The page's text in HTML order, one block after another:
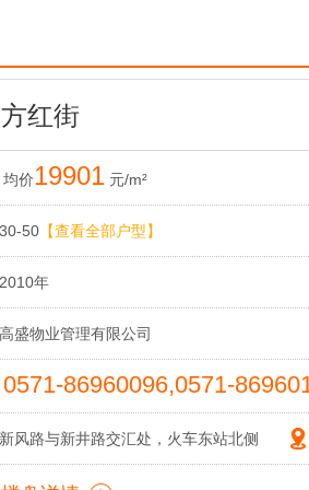
红街
均价19901 元/m²
30-50 【查看全部户型】
2010年
高盛物业管理有限公司
0571-86960096,0571-
新风路与新井路交汇处，火车东站北侧